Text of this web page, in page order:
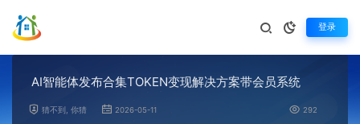
登录
AI智能体发布合集TOKEN变现解决方案带会员系统
猜不到, 你猜 2026-05-11 292